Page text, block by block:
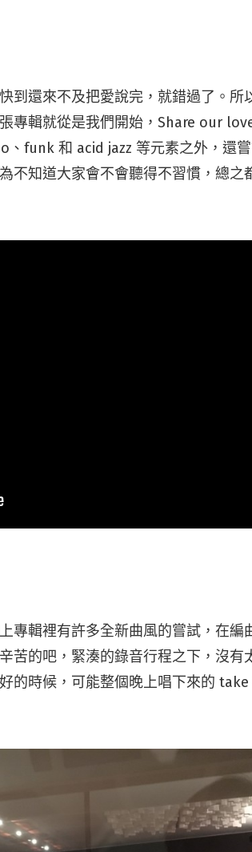
到還來不及把愛說完，就錯過了。所
專輯就從是我們開始，Share our
、funk 和 acid jazz 等元素之外，還
不知道大家會不會聽得不習慣，總之
專輯裡有許多全新曲風的嘗試，在編
苦的吧，緊湊的錄音行程之下，沒有
的時候，可能整個晚上唱下來的